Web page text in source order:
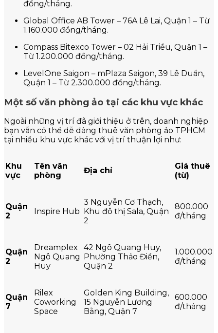
đồng/tháng.
Global Office AB Tower – 76A Lê Lai, Quận 1 – Từ
1.160.000 đồng/tháng.
Compass Bitexco Tower – 02 Hải Triều, Quận 1 –
Từ 1.200.000 đồng/tháng.
LevelOne Saigon – mPlaza Saigon, 39 Lê Duẩn,
Quận 1 – Từ 2.300.000 đồng/tháng.
Một số văn phòng ảo tại các khu vực khác
Ngoài những vị trí đã giới thiệu ở trên, doanh nghiệp
bạn vẫn có thể dễ dàng thuê văn phòng ảo TPHCM
tại nhiều khu vực khác với vị trí thuận lợi như:
Khu
vực
Tên văn
phòng
Địa chỉ
Giá thuê
(từ)
Quận
2
Inspire Hub
3 Nguyễn Cơ Thạch,
Khu đô thị Sala, Quận
2
800.000
đ/tháng
Quận
2
Dreamplex
Ngô Quang
Huy
42 Ngô Quang Huy,
Phường Thảo Điền,
Quận 2
1.000.000
đ/tháng
Quận
7
Rilex
Coworking
Space
Golden King Building,
15 Nguyễn Lương
Bằng, Quận 7
600.000
đ/tháng